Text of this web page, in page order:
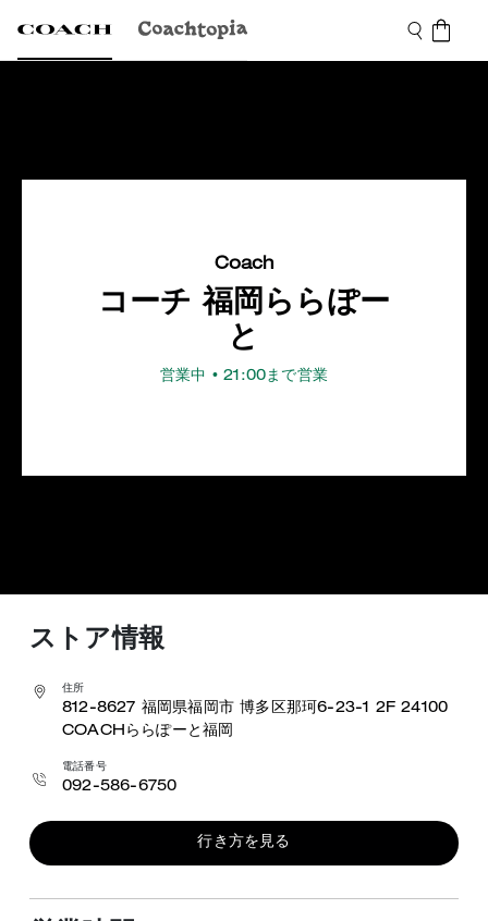
Coach
コーチ 福岡ららぽー
と
営業中 • 21:00まで営業
ストア情報
住所
812-8627 福岡県福岡市 博多区那珂6-23-1 2F 24100
COACHららぽーと福岡
電話番号
092-586-6750
行き方を見る